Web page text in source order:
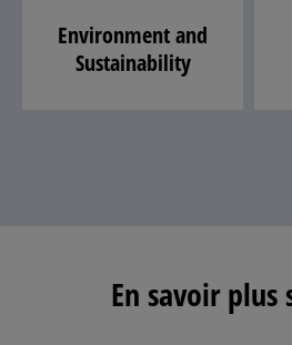
Environment and
Sustainability
En savoir plus